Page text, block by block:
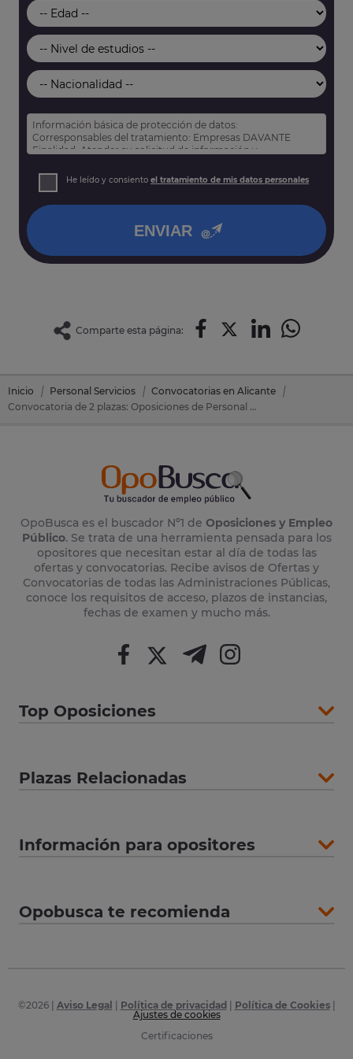
Información básica de protección de datos:
Corresponsables del tratamiento: Empresas DAVANTE
Finalidad: Atender su solicitud de información y
Derechos: Puede acceder, rectificar y suprimir sus datos,
así como otros derechos tal y como se explica en nuestra
He leído y consiento el tratamiento de mis datos personales
ENVIAR
Comparte esta página:
Inicio Personal Servicios
Convocatorias en Alicante
Convocatoria de 2 plazas: Oposiciones de Personal Servicios en Xàbia/Jávea (Alicante)
OpoBusca es el buscador Nº1 de Oposiciones y Empleo
Público. Se trata de una herramienta pensada para los
opositores que necesitan estar al día de todas las
ofertas y convocatorias. Recibe avisos de Ofertas y
Convocatorias de todas las Administraciones Públicas,
conoce los requisitos de acceso, plazos de instancias,
fechas de examen y mucho más.
Top Oposiciones
Plazas Relacionadas
Información para opositores
Opobusca te recomienda
©2026| Aviso Legal Política de privacidad Política de Cookies|
Ajustes de cookies
Certificaciones